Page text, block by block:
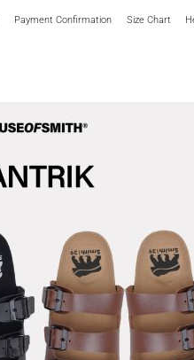
Payment Confirmation Size Chart